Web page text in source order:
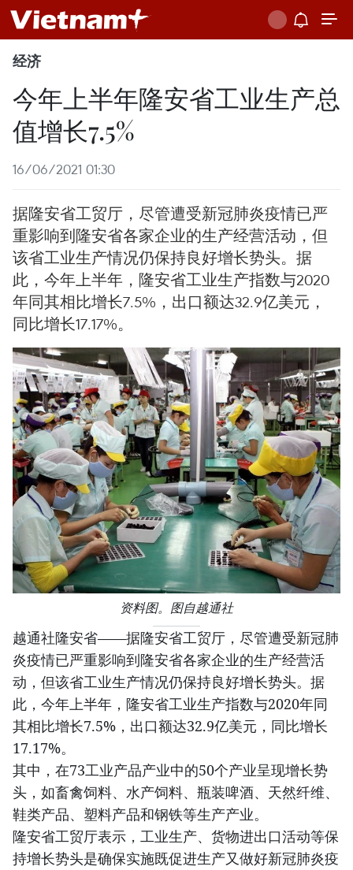
经济
今年上半年隆安省工业生产总
值增长7.5%
16/06/2021 01:30
据隆安省工贸厅，尽管遭受新冠肺炎疫情已严
重影响到隆安省各家企业的生产经营活动，但
该省工业生产情况仍保持良好增长势头。据
此，今年上半年，隆安省工业生产指数与2020
年同其相比增长7.5%，出口额达32.9亿美元，
同比增长17.17%。
资料图。图自越通社
越通社隆安省——据隆安省工贸厅，尽管遭受新冠肺
炎疫情已严重影响到隆安省各家企业的生产经营活
动，但该省工业生产情况仍保持良好增长势头。据
此，今年上半年，隆安省工业生产指数与2020年同
其相比增长7.5%，出口额达32.9亿美元，同比增长
17.17%。
其中，在73工业产品产业中的50个产业呈现增长势
头，如畜禽饲料、水产饲料、瓶装啤酒、天然纤维、
鞋类产品、塑料产品和钢铁等生产产业。
隆安省工贸厅表示，工业生产、货物进出口活动等保
持增长势头是确保实施既促进生产又做好新冠肺炎疫